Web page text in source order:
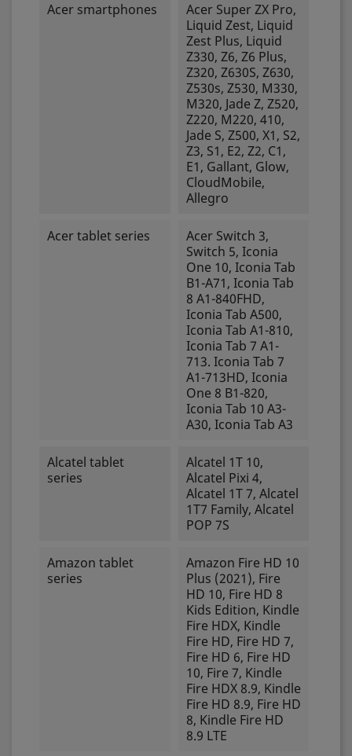
Acer smartphones
Acer Super ZX Pro,
Liquid Zest, Liquid
Zest Plus, Liquid
Z330, Z6, Z6 Plus,
Z320, Z630S, Z630,
Z530s, Z530, M330,
M320, Jade Z, Z520,
Z220, M220, 410,
Jade S, Z500, X1, S2,
Z3, S1, E2, Z2, C1,
E1, Gallant, Glow,
CloudMobile,
Allegro
Acer tablet series
Acer Switch 3,
Switch 5, Iconia
One 10, Iconia Tab
B1-A71, Iconia Tab
8 A1-840FHD,
Iconia Tab A500,
Iconia Tab A1-810,
Iconia Tab 7 A1-
713. Iconia Tab 7
A1-713HD, Iconia
One 8 B1-820,
Iconia Tab 10 A3-
A30, Iconia Tab A3
Alcatel tablet
series
Alcatel 1T 10,
Alcatel Pixi 4,
Alcatel 1T 7, Alcatel
1T7 Family, Alcatel
POP 7S
Amazon tablet
series
Amazon Fire HD 10
Plus (2021), Fire
HD 10, Fire HD 8
Kids Edition, Kindle
Fire HDX, Kindle
Fire HD, Fire HD 7,
Fire HD 6, Fire HD
10, Fire 7, Kindle
Fire HDX 8.9, Kindle
Fire HD 8.9, Fire HD
8, Kindle Fire HD
8.9 LTE